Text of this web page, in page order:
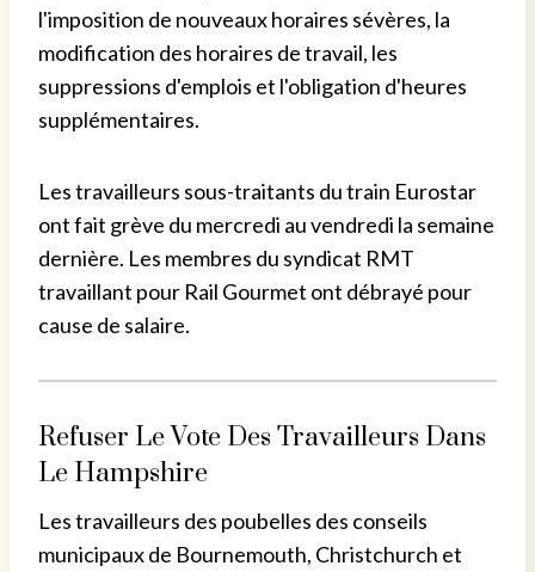
l'imposition de nouveaux horaires sévères, la
modification des horaires de travail, les
suppressions d'emplois et l'obligation d'heures
supplémentaires.
Les travailleurs sous-traitants du train Eurostar
ont fait grève du mercredi au vendredi la semaine
dernière. Les membres du syndicat RMT
travaillant pour Rail Gourmet ont débrayé pour
cause de salaire.
Refuser Le Vote Des Travailleurs Dans
Le Hampshire
Les travailleurs des poubelles des conseils
municipaux de Bournemouth, Christchurch et